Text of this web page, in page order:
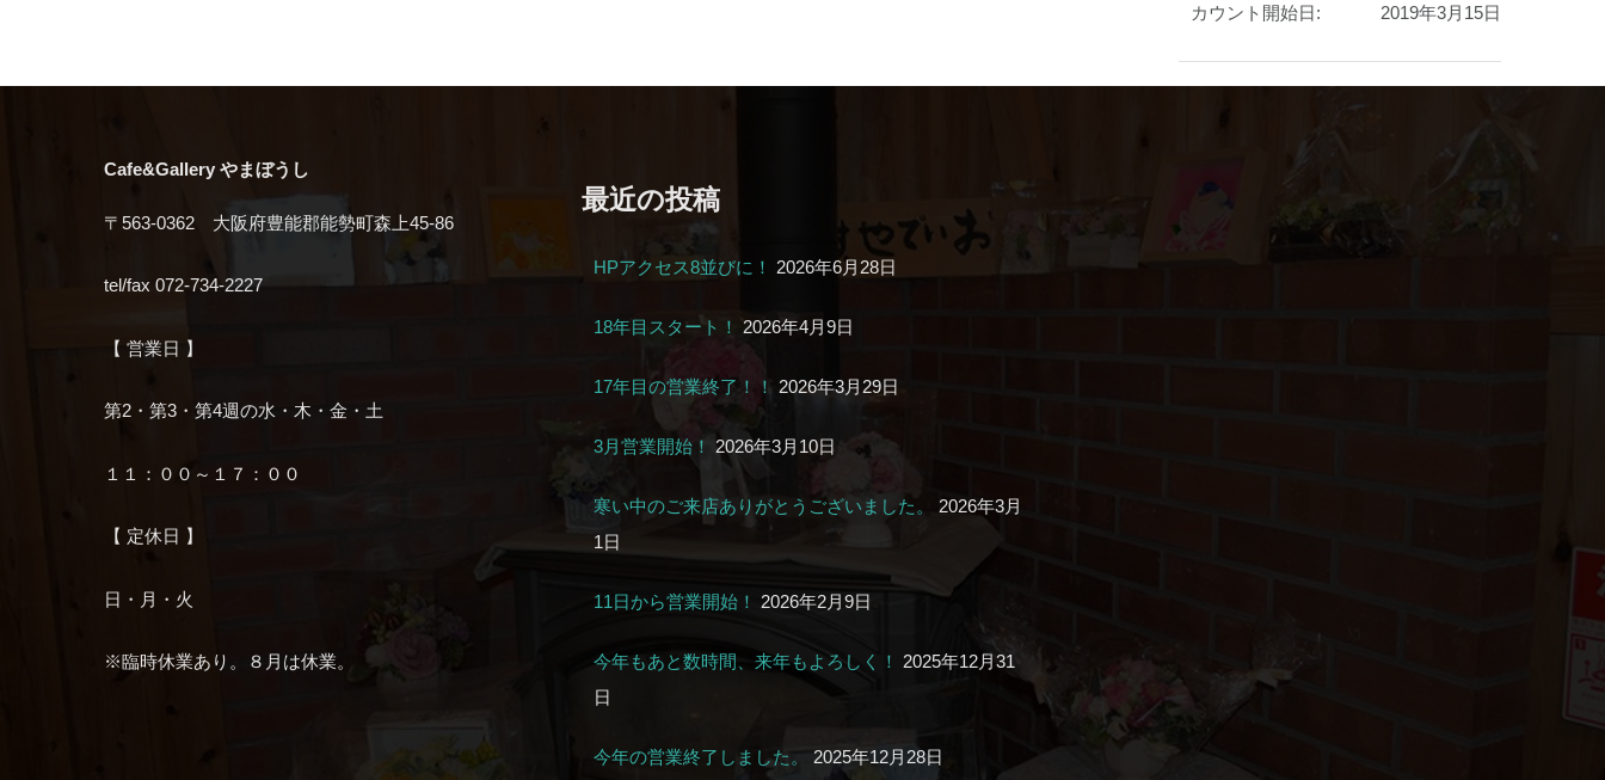
2019年3月15日
カウント開始日:
Cafe&Gallery やまぼうし
〒563-0362 大阪府豊能郡能勢町森上45-86
tel/fax 072-734-2227
【 営業日 】
第2・第3・第4週の水・木・金・土
１１：００～１７：００
【 定休日 】
日・月・火
※臨時休業あり。８月は休業。
最近の投稿
HPアクセス8並びに！ 2026年6月28日
18年目スタート！ 2026年4月9日
17年目の営業終了！！ 2026年3月29日
3月営業開始！ 2026年3月10日
寒い中のご来店ありがとうございました。
2026年3月
1日
11日から営業開始！ 2026年2月9日
今年もあと数時間、来年もよろしく！
2025年12月31
日
今年の営業終了しました。 2025年12月28日